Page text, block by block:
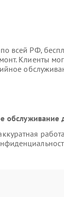
всей РФ,
Клиенты
обслуживание